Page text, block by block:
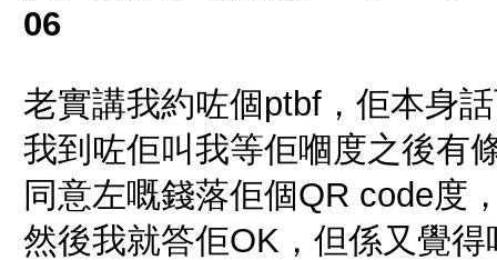
06
老實講我約咗個ptbf，佢本身
我到咗佢叫我等佢嗰度之後有
同意左嘅錢落佢個QR code度
然後我就答佢OK，但係又覺